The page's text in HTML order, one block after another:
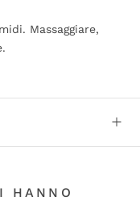
Massaggiare,
HANNO